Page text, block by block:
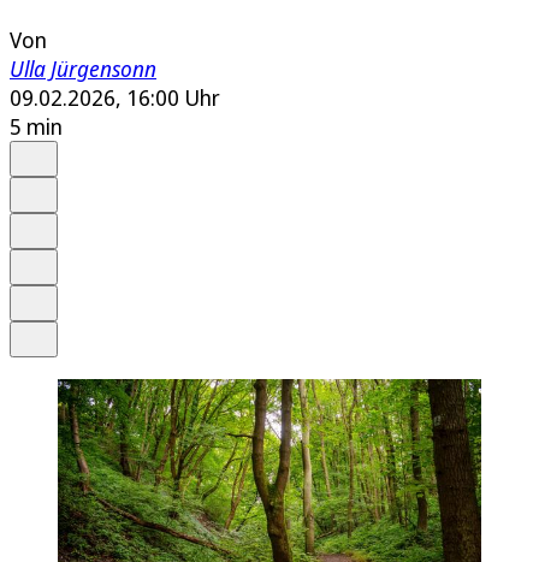
Von
Ulla Jürgensonn
09.02.2026, 16:00 Uhr
5 min